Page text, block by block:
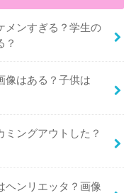
メンすぎる？学生の
？
像はある？子供は
ミングアウトした？
ヘンリエッタ？画像